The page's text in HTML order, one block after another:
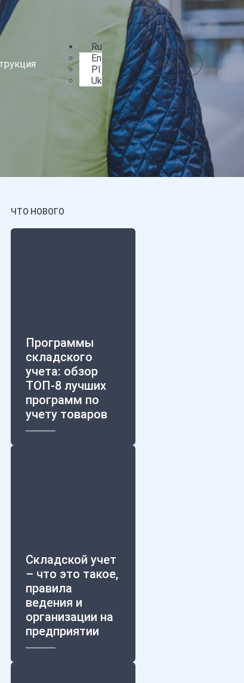
Ru
En
Pl
Uk
Войти
ЧТО НОВОГО
Программы
складского
учета: обзор
ТОП-8 лучших
программ по
учету товаров
Складской учет
– что это такое,
правила
ведения и
организации на
предприятии